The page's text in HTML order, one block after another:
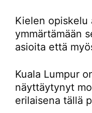
Kielen opiskelu
ymmärtämään
asioita että
Kuala Lumpur
näyttäytynyt
erilaisena tällä